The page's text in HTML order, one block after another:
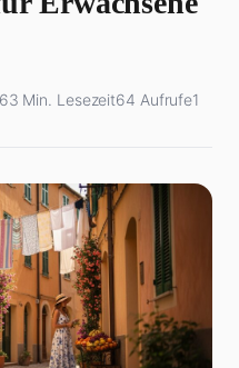
3 Min. Lesezeit64 Aufrufe1